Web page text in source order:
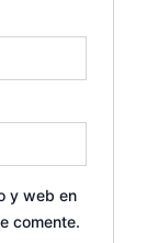
y web en
comente.